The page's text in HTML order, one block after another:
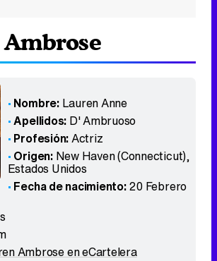
Nombre: Lauren Anne
Apellidos: D' Ambruoso
Profesión:Actriz
Origen: New Haven (Connecticut),
Estados Unidos
Fecha de nacimiento:20 Febrero
Ambrose en eCartelera